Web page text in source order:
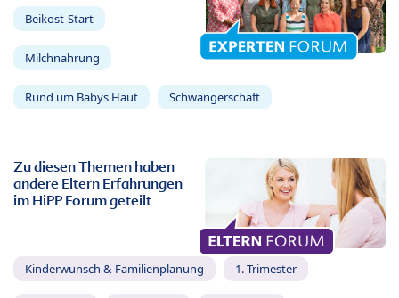
Beikost-Start
Milchnahrung
Rund um Babys Haut Schwangerschaft
Zu diesen Themen haben
andere Eltern Erfahrungen
im HiPP Forum geteilt
Kinderwunsch & Familienplanung 1. Trimester